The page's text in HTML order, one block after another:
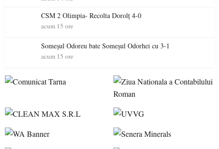
CSM 2 Olimpia- Recolta Dorolț 4-0
acum 15 ore
Someșul Odoreu bate Someșul Odorhei cu 3-1
acum 15 ore